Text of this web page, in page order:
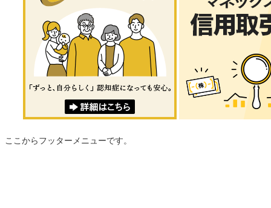
ログイン
ここからフッターメニューです。